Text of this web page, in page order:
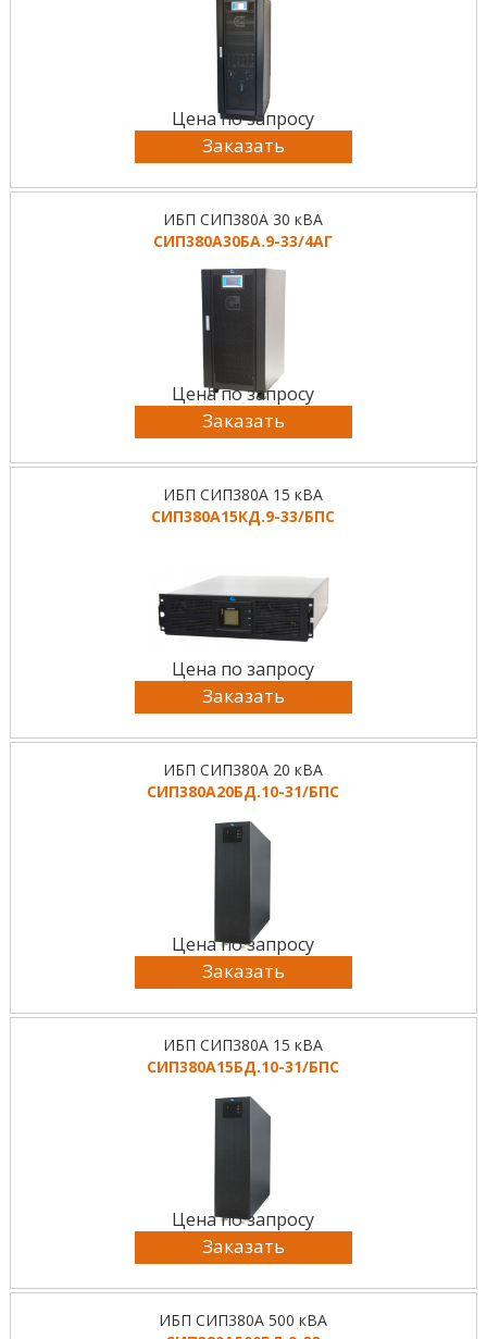
Цена по запросу
Заказать
ИБП СИП380А 30 кВА
СИП380А30БА.9-33/4АГ
Цена по запросу
Заказать
ИБП СИП380А 15 кВА
СИП380А15КД.9-33/БПС
Цена по запросу
Заказать
ИБП СИП380А 20 кВА
СИП380А20БД.10-31/БПС
Цена по запросу
Заказать
ИБП СИП380А 15 кВА
СИП380А15БД.10-31/БПС
Цена по запросу
Заказать
ИБП СИП380А 500 кВА